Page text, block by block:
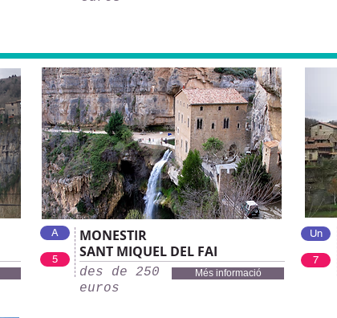
А
5
MONESTIR
SANT MIQUEL DEL FAI
Més informació
des de 250
euros
Un
7